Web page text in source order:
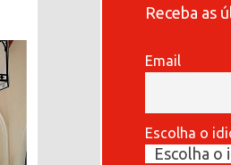
Receba as
Email
Escolha o